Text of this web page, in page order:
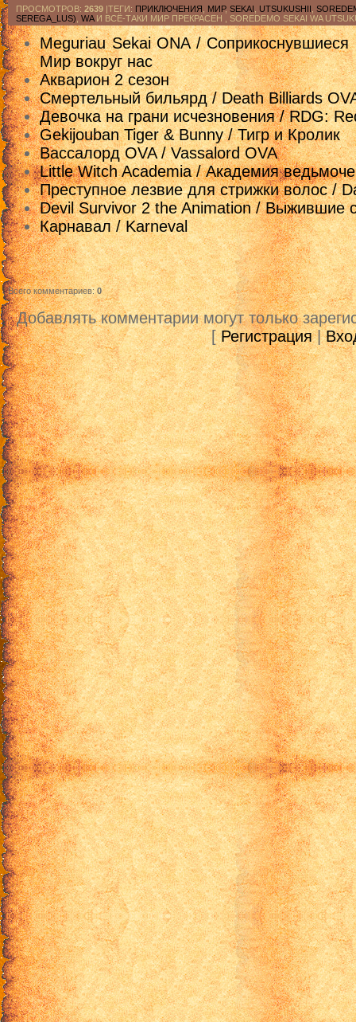
ПРОСМОТРОВ: 2639 |ТЕГИ: ПРИКЛЮЧЕНИЯ МИР, SEKAI UTSUKUSHII
SEREGA_LUS) WAИ ВСЁ-ТАКИ МИР ПРЕКРАСЕН , SOREDEMO SEKAI WA
Meguriau Sekai ONA /
Мир вокруг нас
Акварион 2 сезон
Смертельный бильярд / Death Billiards
Девочка на грани исчезновения / RDG:
Gekijouban Tiger & Bunny / Тигр и Кролик
Вассалорд OVA / Vassalord OVA
Little Witch Academia / Академия
Преступное лезвие для стрижки волос /
Devil Survivor 2 the Animation / Выжившие
Карнавал / Karneval
Всего комментариев:0
Добавлять комментарии могут только
[Регистрация|